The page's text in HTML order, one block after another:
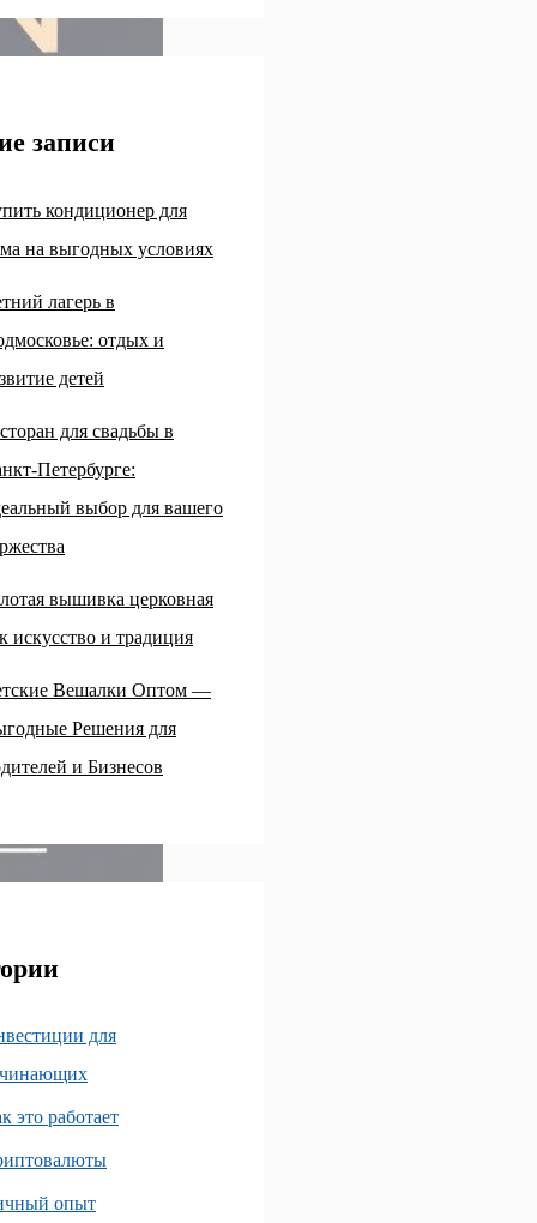
записи
кондиционер для
на выгодных условиях
лагерь в
отдых и
детей
для свадьбы в
Петербурге:
выбор для вашего
вышивка церковная
искусство и традиция
Вешалки Оптом —
Решения для
и Бизнесов
для
это работает
опыт